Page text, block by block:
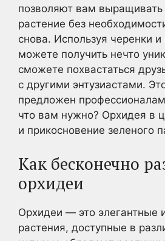
позволяют вам выращивать
растение без
снова. Используя черенки
можете получить нечто
сможете похвастаться
с другими энтузиастами.
предложен
что вам нужно? Орхидея в
и прикосновение зеленого
Как бесконечно
орхидеи
Орхидеи — это элегантные
растения, доступные в